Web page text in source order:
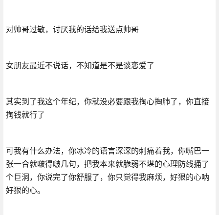
对帅哥过敏，讨厌我的话给我送点帅哥
女朋友最近不说话，不知道是不是谈恋爱了
其实到了我这个年纪，你就没必要跟我掏心掏肺了，你直接
掏钱就行了
可我有什么办法，你冰冷的语言深深的刺痛着我，你嘴巴一
张一合就啵得啵几句，把我本来就脆弱不堪的心理防线捅了
个巨洞，你说完了你舒服了，你只觉得我麻烦，好狠的心呐
好狠的心。